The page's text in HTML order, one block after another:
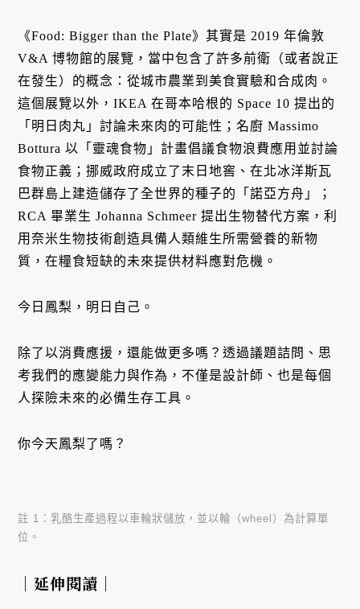
《Food: Bigger than the Plate》其實是 2019 年倫敦
V&A 博物館的展覽，當中包含了許多前衛（或者說正
在發生）的概念：從城市農業到美食實驗和合成肉。
這個展覽以外，IKEA 在哥本哈根的 Space 10 提出的
「明日肉丸」討論未來肉的可能性；名廚 Massimo
Bottura 以「靈魂食物」計畫倡議食物浪費應用並討論
食物正義；挪威政府成立了末日地窖、在北冰洋斯瓦
巴群島上建造儲存了全世界的種子的「諾亞方舟」；
RCA 畢業生 Johanna Schmeer 提出生物替代方案，利
用奈米生物技術創造具備人類維生所需營養的新物
質，在糧食短缺的未來提供材料應對危機。
今日鳳梨，明日自己。
除了以消費應援，還能做更多嗎？透過議題詰問、思
考我們的應變能力與作為，不僅是設計師、也是每個
人探險未來的必備生存工具。
你今天鳳梨了嗎？
註 1：乳酪生產過程以車輪狀儲放，並以輪（wheel）為計算單
位。
｜延伸閱讀｜